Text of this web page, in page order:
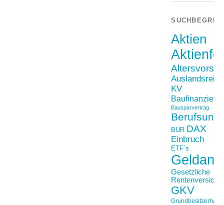
Aktien
Auslandsreise
KV
Bausparvertrag
BUR DAX
Einbruch
ETF´s
Gesetzliche
GKV